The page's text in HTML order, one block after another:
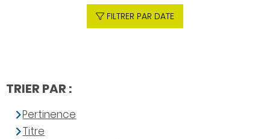
FILTRER PAR DATE
TRIER PAR :
Pertinence
Titre